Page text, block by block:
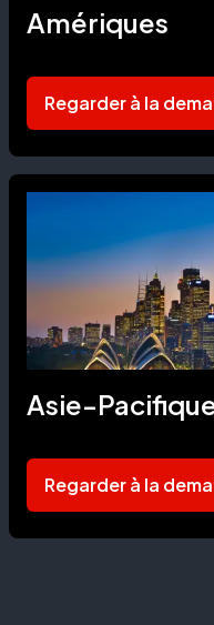
Amériques
Regarder à la
Asie-
Regarder à la